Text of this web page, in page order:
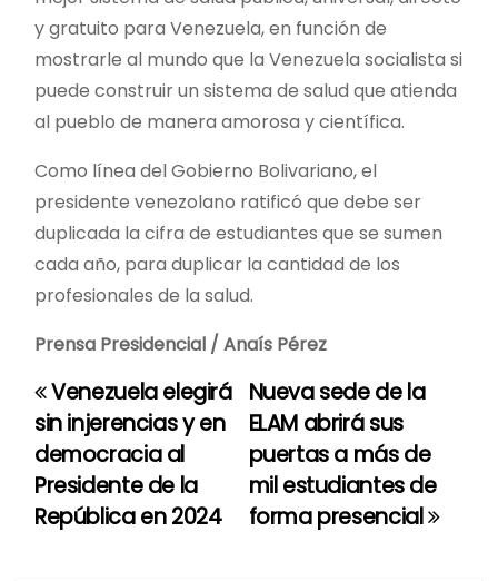
y gratuito para Venezuela, en función de
mostrarle al mundo que la Venezuela socialista si
puede construir un sistema de salud que atienda
al pueblo de manera amorosa y científica.
Como línea del Gobierno Bolivariano, el
presidente venezolano ratificó que debe ser
duplicada la cifra de estudiantes que se sumen
cada año, para duplicar la cantidad de los
profesionales de la salud.
Prensa Presidencial / Anaís Pérez
N
a
v
Nueva sede de la
ELAM abrirá sus
puertas a más de
mil estudiantes de
forma presencial
Venezuela elegirá
sin injerencias y en
democracia al
Presidente de la
República en 2024